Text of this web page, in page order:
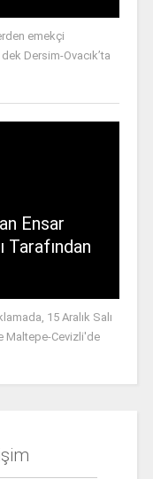
emekçi
dek Dersim-Ovacık’ta
Ensar
15 Aralık Salı
Maltepe-Cevizli'de